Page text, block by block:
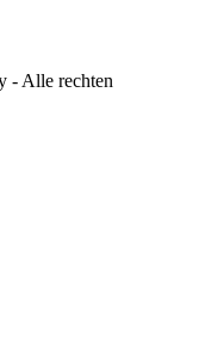
- Alle rechten